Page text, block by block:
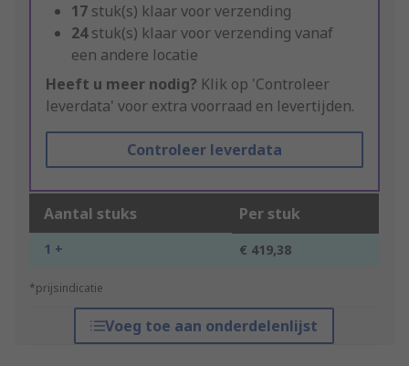
17 stuk(s) klaar voor verzending
24stuk(s) klaar voor verzending vanaf
een andere locatie
Heeft u meer nodig? Klik op 'Controleer
leverdata' voor extra voorraad en levertijden.
Controleer leverdata
Aantal stuks Per stuk
1 + € 419,38
*prijsindicatie
Voeg toe aan onderdelenlijst